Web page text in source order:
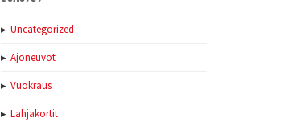
Uncategorized
Ajoneuvot
Vuokraus
Lahjakortit